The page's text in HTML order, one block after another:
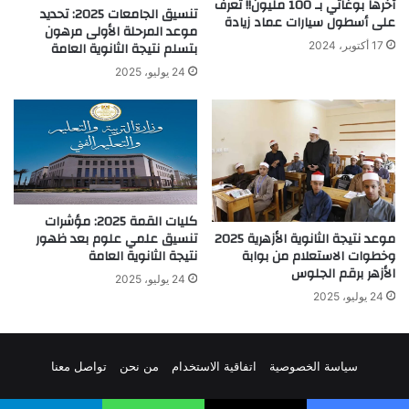
آخرها بوغاتي بـ 100 مليون!! تعرف
على أسطول سيارات عماد زيادة
17 أكتوبر، 2024
تنسيق الجامعات 2025: تحديد
موعد المرحلة الأولى مرهون
بتسلم نتيجة الثانوية العامة
24 يوليو، 2025
موعد نتيجة الثانوية الأزهرية 2025
وخطوات الاستعلام من بوابة
الأزهر برقم الجلوس
24 يوليو، 2025
كليات القمة 2025: مؤشرات
تنسيق علمي علوم بعد ظهور
نتيجة الثانوية العامة
24 يوليو، 2025
سياسة الخصوصية اتفاقية الاستخدام من نحن تواصل معنا